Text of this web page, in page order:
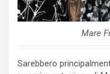
Mare
Sarebbero